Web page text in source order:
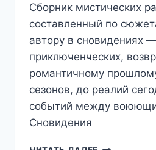
Сборник мистических
составленный по
автору в сновидениях —
приключенческих,
романтичному
сезонов, до реалий
событий между
Сновидения